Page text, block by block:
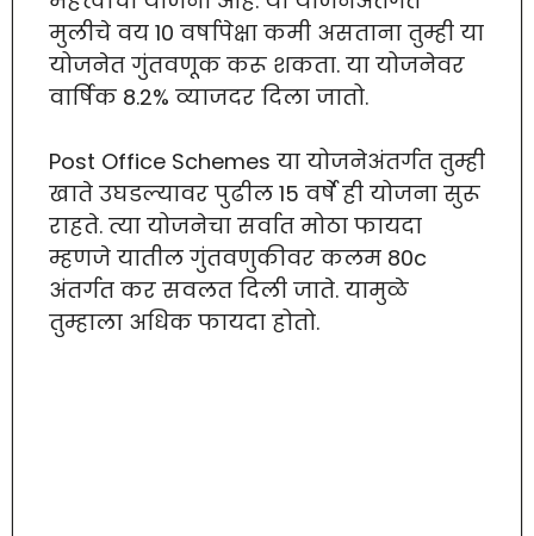
मुलीचे वय 10 वर्षापेक्षा कमी असताना तुम्ही या
योजनेत गुंतवणूक करू शकता. या योजनेवर
वार्षिक 8.2% व्याजदर दिला जातो.
Post Office Schemes या योजनेअंतर्गत तुम्ही
खाते उघडल्यावर पुढील 15 वर्षे ही योजना सुरू
राहते. त्या योजनेचा सर्वात मोठा फायदा
म्हणजे यातील गुंतवणुकीवर कलम 80c
अंतर्गत कर सवलत दिली जाते. यामुळे
तुम्हाला अधिक फायदा होतो.